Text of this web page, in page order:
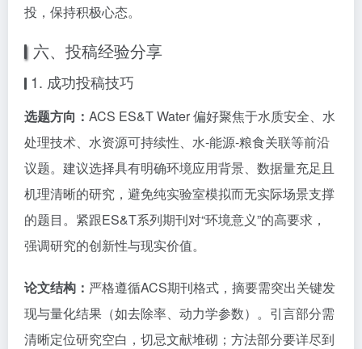
投，保持积极心态。
六、投稿经验分享
1. 成功投稿技巧
选题方向： ACS ES&T Water 偏好聚焦于水质安全、水
处理技术、水资源可持续性、水-能源-粮食关联等前沿
议题。建议选择具有明确环境应用背景、数据量充足且
机理清晰的研究，避免纯实验室模拟而无实际场景支撑
的题目。紧跟ES&T系列期刊对“环境意义”的高要求，
强调研究的创新性与现实价值。
论文结构： 严格遵循ACS期刊格式，摘要需突出关键发
现与量化结果（如去除率、动力学参数）。引言部分需
清晰定位研究空白，切忌文献堆砌；方法部分要详尽到